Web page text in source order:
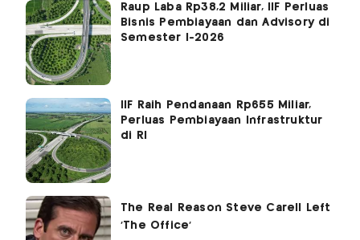
Raup Laba Rp38,2 Miliar, IIF Perluas
Bisnis Pembiayaan dan Advisory di
Semester I-2026
IIF Raih Pendanaan Rp655 Miliar,
Perluas Pembiayaan Infrastruktur
di RI